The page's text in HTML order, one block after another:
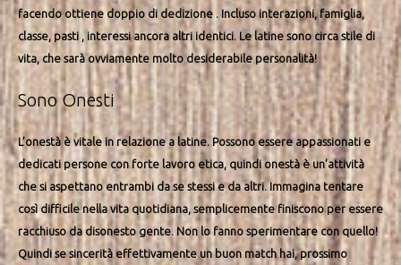
facendo ottiene doppio di dedizione . Incluso interazioni, famiglia,
classe, pasti , interessi ancora altri identici. Le latine sono circa stile di
vita, che sarà ovviamente molto desiderabile personalità!
Sono Onesti
L’onestà è vitale in relazione a latine. Possono essere appassionati e
dedicati persone con forte lavoro etica, quindi onestà è un’attività
che si aspettano entrambi da se stessi e da altri. Immagina tentare
così difficile nella vita quotidiana, semplicemente finiscono per essere
racchiuso da disonesto gente. Non lo fanno sperimentare con quello!
Quindi se sincerità effettivamente un buon match hai, prossimo